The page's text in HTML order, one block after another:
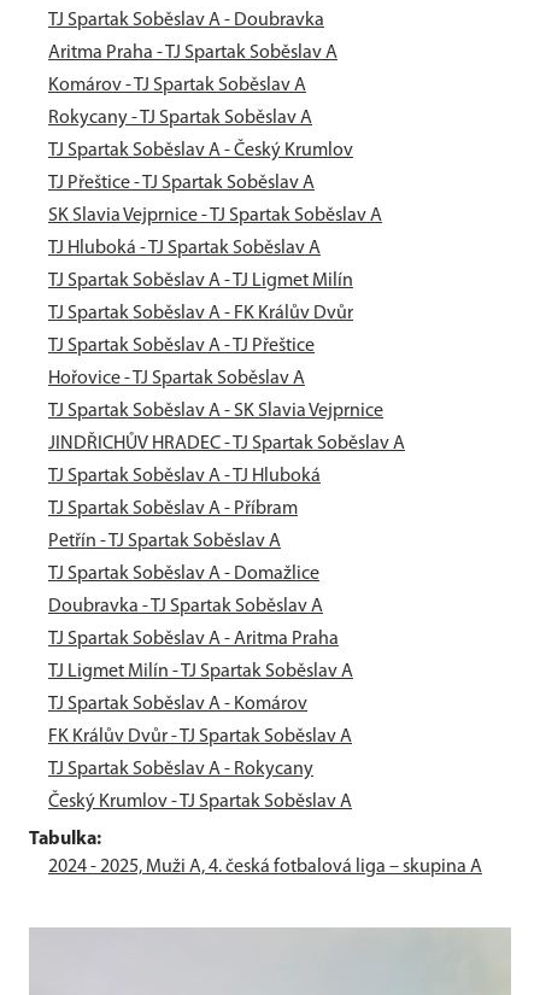
TJ Spartak Soběslav A - Doubravka
Aritma Praha - TJ Spartak Soběslav A
Komárov - TJ Spartak Soběslav A
Rokycany - TJ Spartak Soběslav A
TJ Spartak Soběslav A - Český Krumlov
TJ Přeštice - TJ Spartak Soběslav A
SK Slavia Vejprnice - TJ Spartak Soběslav A
TJ Hluboká - TJ Spartak Soběslav A
TJ Spartak Soběslav A - TJ Ligmet Milín
TJ Spartak Soběslav A - FK Králův Dvůr
TJ Spartak Soběslav A - TJ Přeštice
Hořovice - TJ Spartak Soběslav A
TJ Spartak Soběslav A - SK Slavia Vejprnice
JINDŘICHŮV HRADEC - TJ Spartak Soběslav A
TJ Spartak Soběslav A - TJ Hluboká
TJ Spartak Soběslav A - Příbram
Petřín - TJ Spartak Soběslav A
TJ Spartak Soběslav A - Domažlice
Doubravka - TJ Spartak Soběslav A
TJ Spartak Soběslav A - Aritma Praha
TJ Ligmet Milín - TJ Spartak Soběslav A
TJ Spartak Soběslav A - Komárov
FK Králův Dvůr - TJ Spartak Soběslav A
TJ Spartak Soběslav A - Rokycany
Český Krumlov - TJ Spartak Soběslav A
Tabulka:
2024 - 2025, Muži A, 4. česká fotbalová liga – skupina A